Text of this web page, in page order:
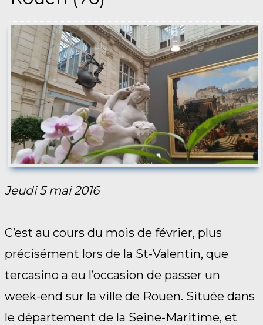
Jeudi 5 mai 2016
C’est au cours du mois de février, plus
précisément lors de la St-Valentin, que
tercasino a eu l’occasion de passer un
week-end sur la ville de Rouen. Située dans
le département de la Seine-Maritime, et